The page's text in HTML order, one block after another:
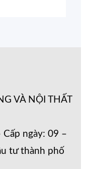
VÀ NỘI THẤT
ngày: 09 –
tư thành phố